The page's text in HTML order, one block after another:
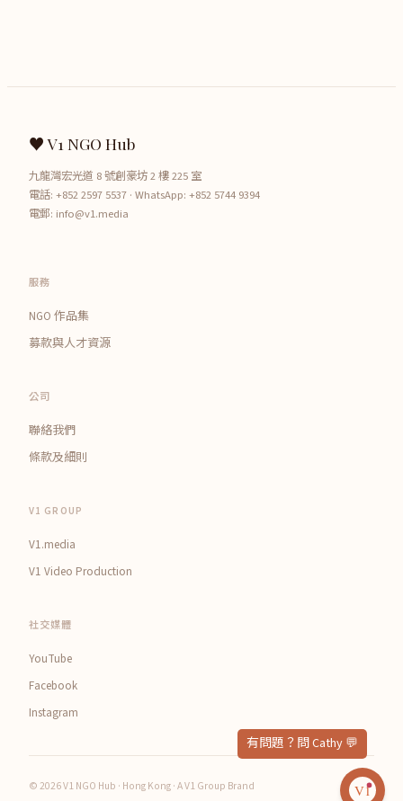
♥ V1 NGO Hub
九龍灣宏光道 8 號創豪坊 2 樓 225 室
電話: +852 2597 5537 · WhatsApp: +852 5744 9394
電郵: info@v1.media
服務
NGO 作品集
募款與人才資源
公司
聯絡我們
條款及細則
V1 GROUP
V1.media
V1 Video Production
社交媒體
YouTube
Facebook
Instagram
© 2026 V1 NGO Hub · Hong Kong · A V1 Group Brand